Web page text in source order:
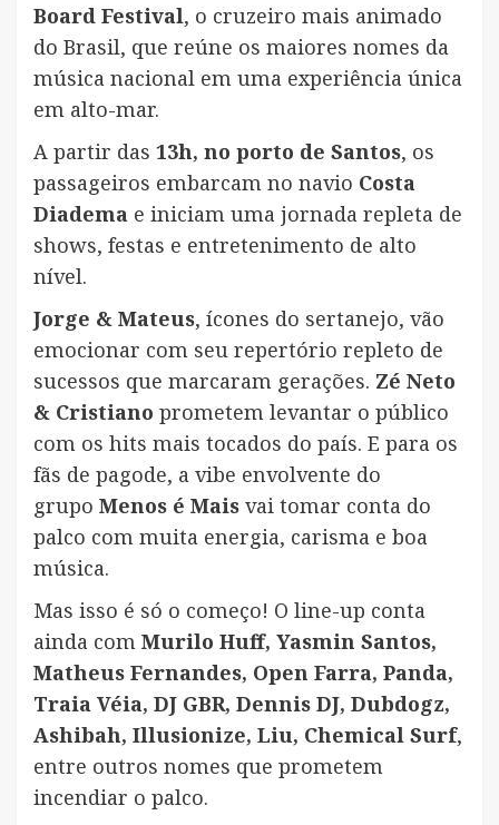
Board Festival, o cruzeiro mais animado
do Brasil, que reúne os maiores nomes da
música nacional em uma experiência única
em alto-mar.
A partir das 13h, no porto de Santos, os
passageiros embarcam no navio Costa
Diadema e iniciam uma jornada repleta de
shows, festas e entretenimento de alto
nível.
Jorge & Mateus, ícones do sertanejo, vão
emocionar com seu repertório repleto de
sucessos que marcaram gerações. Zé Neto
& Cristiano prometem levantar o público
com os hits mais tocados do país. E para os
fãs de pagode, a vibe envolvente do
grupo Menos é Mais vai tomar conta do
palco com muita energia, carisma e boa
música.
Mas isso é só o começo! O line-up conta
ainda com Murilo Huff, Yasmin Santos,
Matheus Fernandes, Open Farra, Panda,
Traia Véia, DJ GBR, Dennis DJ, Dubdogz,
Ashibah, Illusionize, Liu, Chemical Surf,
entre outros nomes que prometem
incendiar o palco.